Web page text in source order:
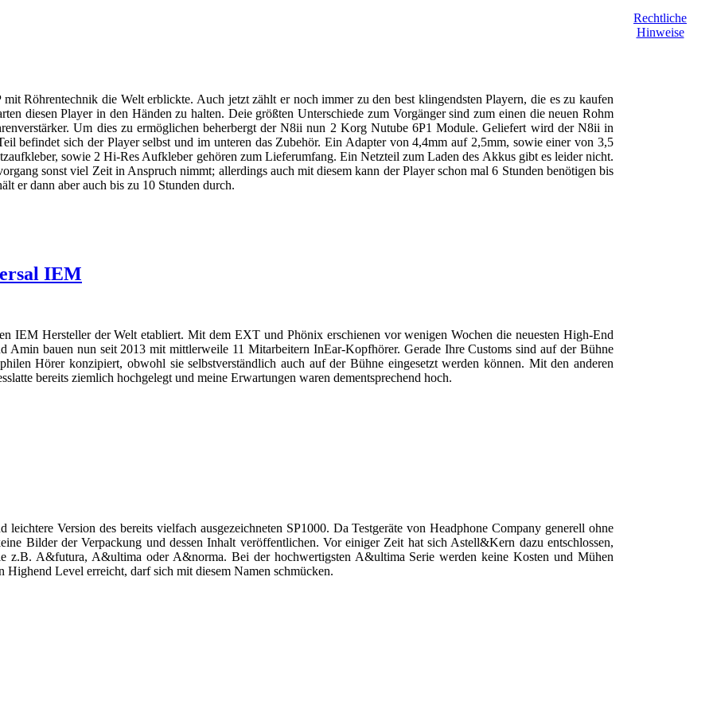
Röhrentechnik die Welt erblickte. Auch jetzt zählt er noch immer zu den best klingendsten Playern, die es zu kaufen
diesen Player in den Händen zu halten. Deie größten Unterschiede zum Vorgänger sind zum einen die neuen Rohm
Um dies zu ermöglichen beherbergt der N8ii nun 2 Korg Nutube 6P1 Module. Geliefert wird der N8ii in
befindet sich der Player selbst und im unteren das Zubehör. Ein Adapter von 4,4mm auf 2,5mm, sowie einer von 3,5
sowie 2 Hi-Res Aufkleber gehören zum Lieferumfang. Ein Netzteil zum Laden des Akkus gibt es leider nicht.
sonst viel Zeit in Anspruch nimmt; allerdings auch mit diesem kann der Player schon mal 6 Stunden benötigen bis
er dann aber auch bis zu 10 Stunden durch.
IEM
IEM Hersteller der Welt etabliert. Mit dem EXT und Phönix erschienen vor wenigen Wochen die neuesten High-End
bauen nun seit 2013 mit mittlerweile 11 Mitarbeitern InEar-Kopfhörer. Gerade Ihre Customs sind auf der Bühne
Hörer konzipiert, obwohl sie selbstverständlich auch auf der Bühne eingesetzt werden können. Mit den anderen
bereits ziemlich hochgelegt und meine Erwartungen waren dementsprechend hoch.
Version des bereits vielfach ausgezeichneten SP1000. Da Testgeräte von Headphone Company generell ohne
Bilder der Verpackung und dessen Inhalt veröffentlichen. Vor einiger Zeit hat sich Astell&Kern dazu entschlossen,
z.B. A&futura, A&ultima oder A&norma. Bei der hochwertigsten A&ultima Serie werden keine Kosten und Mühen
Level erreicht, darf sich mit diesem Namen schmücken.
Rechtliche
Hinweise